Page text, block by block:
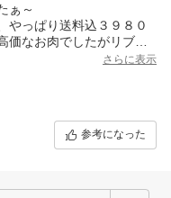
ぁ～
やっぱり送料込３９８０
なお肉でしたがリブロ
と４種類の部位を楽しめ
の胃もたれもなく、大
で入れてくださり、お
さらに表示
参考になった